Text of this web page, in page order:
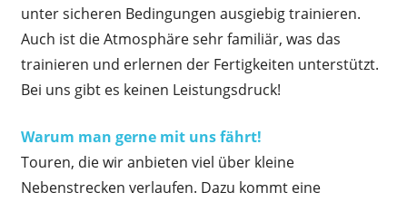
unter sicheren Bedingungen ausgiebig trainieren.
Auch ist die Atmosphäre sehr familiär, was das
trainieren und erlernen der Fertigkeiten unterstützt.
Bei uns gibt es keinen Leistungsdruck!
Warum man gerne mit uns fährt!
Touren, die wir anbieten viel über kleine
Nebenstrecken verlaufen. Dazu kommt eine